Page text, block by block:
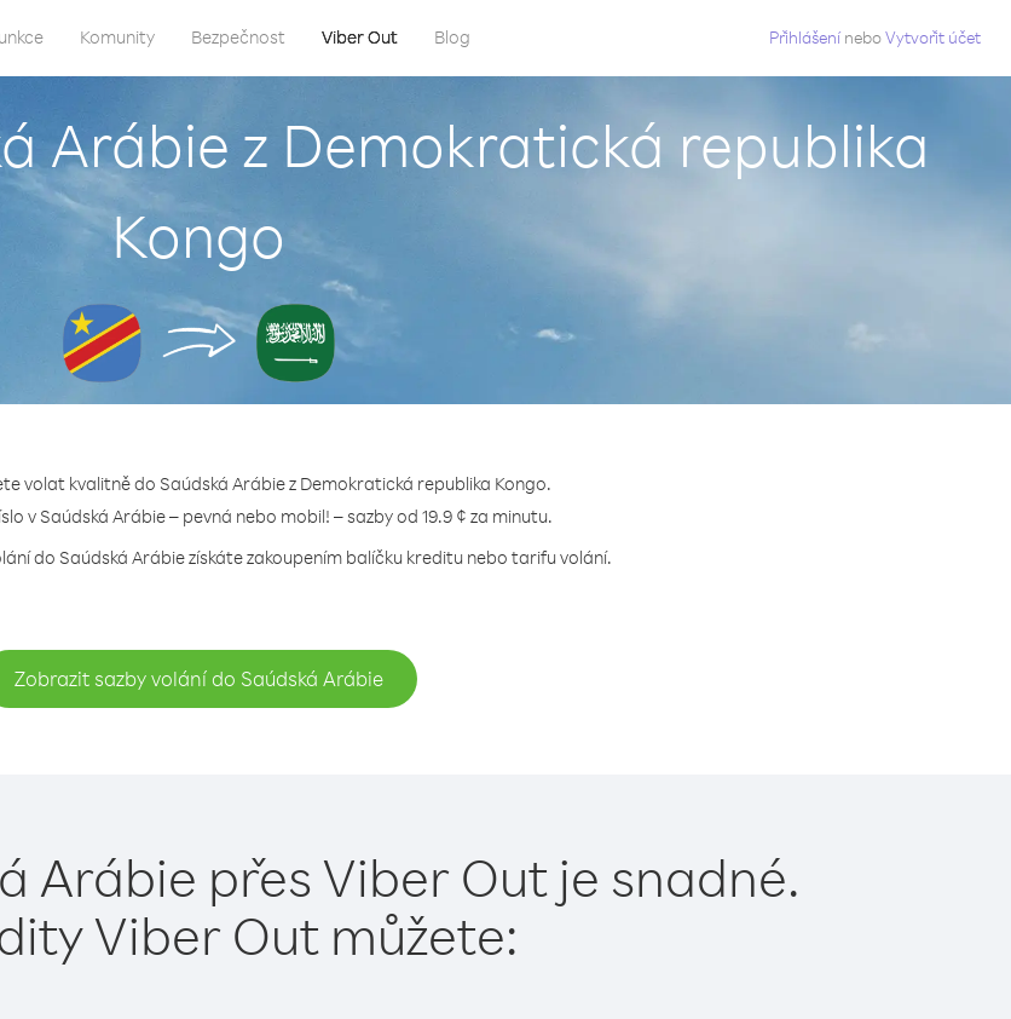
Komunity Bezpečnost Viber Out Blog Přihlášení neboVytvořit účet
Arábie z Demokratická republika
Kongo
volat kvalitně do Saúdská Arábie z Demokratická republika Kongo.
v Saúdská Arábie – pevná nebo mobil! – sazby od 19.9 ¢ za minutu.
do Saúdská Arábie získáte zakoupením balíčku kreditu nebo tarifu volání.
Zobrazit sazby volání do Saúdská Arábie
Arábie přes Viber Out je snadné.
Viber Out můžete: